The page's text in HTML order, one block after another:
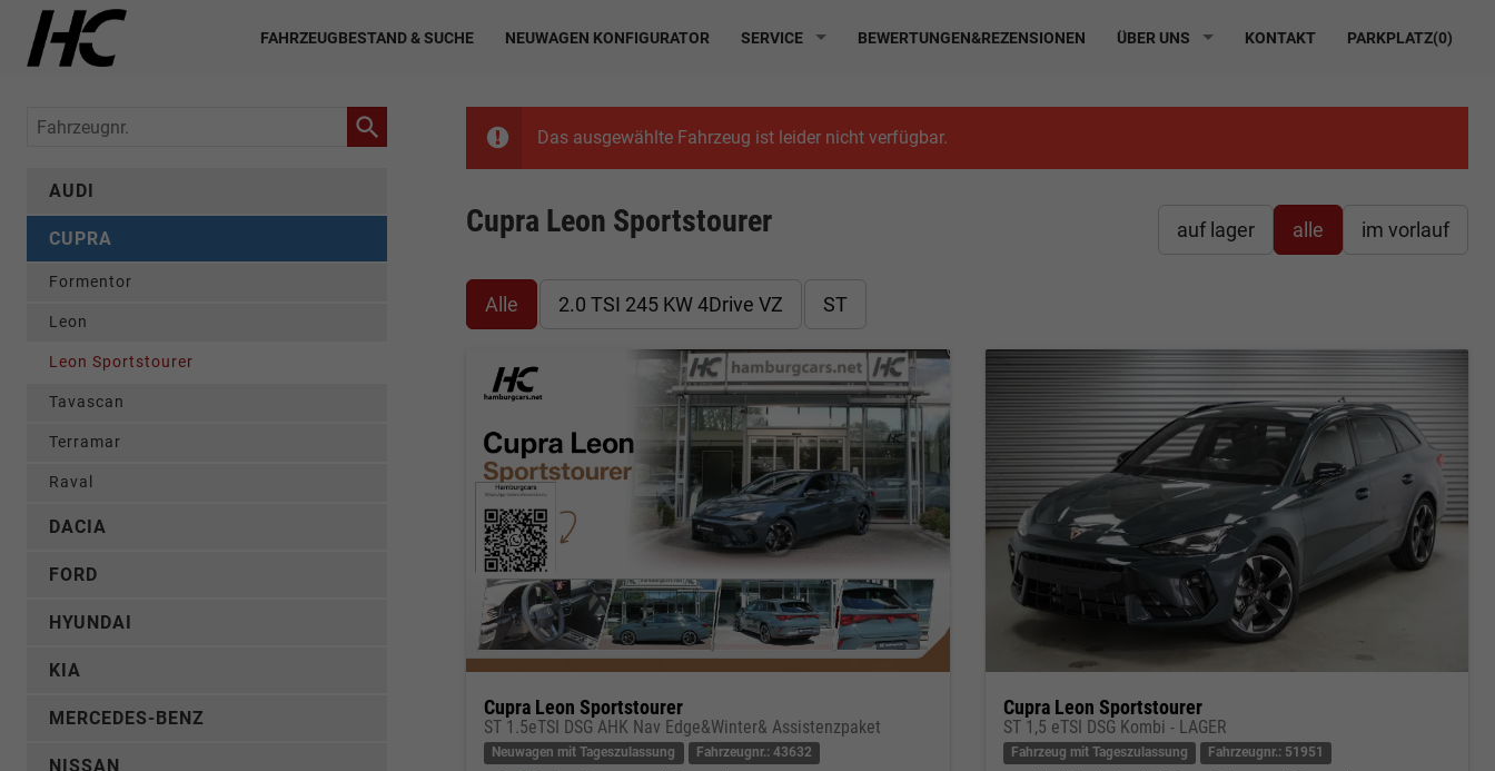
FAHRZEUGBESTAND & SUCHE NEUWAGEN KONFIGURATOR SERVICE BEWERTUNGEN&REZENSIONEN ÜBER UNS KONTAKT PARKPLATZ(0)
Das ausgewählte Fahrzeug ist leider nicht verfügbar.
auf lager alle im vorlauf
Cupra Leon Sportstourer
Alle 2.0 TSI 245 KW 4Drive VZ ST
Cupra Leon Sportstourer
ST 1.5eTSI DSG AHK Nav Edge&Winter& Assistenzpaket
Neuwagen mit Tageszulassung
Fahrzeugnr.: 43632
Cupra Leon Sportstourer
ST 1,5 eTSI DSG Kombi - LAGER
Fahrzeug mit Tageszulassung
Fahrzeugnr.: 51951
Fahrzeugnr.
AUDI
CUPRA
Formentor
Leon
Leon Sportstourer
Tavascan
Terramar
Raval
DACIA
FORD
HYUNDAI
KIA
MERCEDES-BENZ
NISSAN